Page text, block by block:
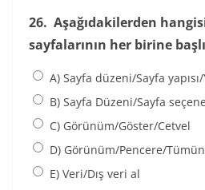
26. Aşağıdakilerden
sayfalarının her birine
A) Sayfa düzeni/Sayfa
B) Sayfa Düzeni/Sayfa
C) Görünüm/Göster/Cetvel
D) Görünüm/Pencere/
E) Veri/Dış veri al